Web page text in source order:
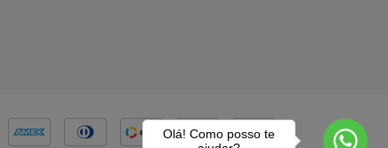
Olá! Como posso te